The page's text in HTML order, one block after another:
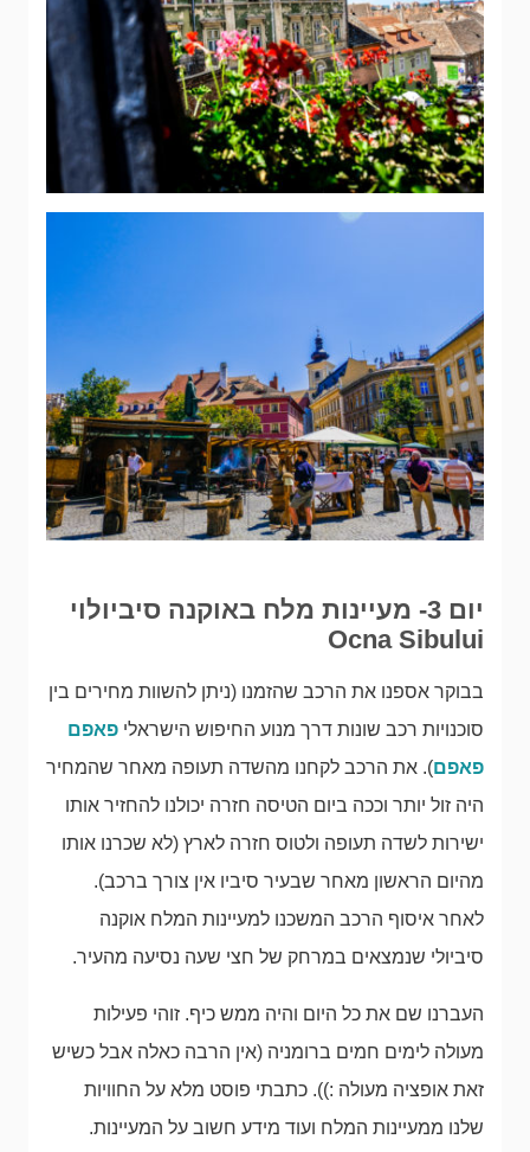
יום 3- מעיינות מלח באוקנה סיביולוי
Ocna Sibului
בבוקר אספנו את הרכב שהזמנו (ניתן להשוות מחירים בין
סוכנויות רכב שונות דרך מנוע החיפוש הישראלי פאפם
פאפם). את הרכב לקחנו מהשדה תעופה מאחר שהמחיר
היה זול יותר וככה ביום הטיסה חזרה יכולנו להחזיר אותו
ישירות לשדה תעופה ולטוס חזרה לארץ (לא שכרנו אותו
מהיום הראשון מאחר שבעיר סיביו אין צורך ברכב).
לאחר איסוף הרכב המשכנו למעיינות המלח אוקנה
סיביולי שנמצאים במרחק של חצי שעה נסיעה מהעיר.
העברנו שם את כל היום והיה ממש כיף. זוהי פעילות
מעולה לימים חמים ברומניה (אין הרבה כאלה אבל כשיש
זאת אופציה מעולה :)). כתבתי פוסט מלא על החוויות
שלנו ממעיינות המלח ועוד מידע חשוב על המעיינות.